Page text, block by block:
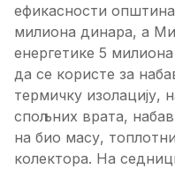
ефикасности
милиона динара, а
енергетике 5
да се користе за
термичку изолацију,
спољних врата,
на био масу,
колектора. На